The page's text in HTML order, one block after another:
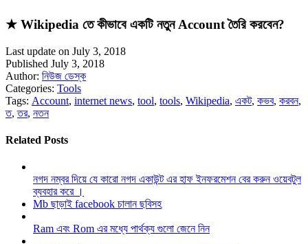
★ Wikipedia তে কীভাবে একটি নতুন Account তৈরি করবেন?
Last update on July 3, 2018
Published July 3, 2018
Author: নিউজ ডেস্ক
Categories: Tools
Tags: Account, internet news, tool, tools, Wikipedia, একট, কভব, করবন,
ত,তর, নতন
Related Posts
নগদ নম্বর দিয়ে যে কারো নগদ একাউন্ট এর হাফ ইনফরমেশন বের করুন ওয়েবটুল
ব্যবহার করে ।
Mb ছাড়াই facebook চালান ছবিসহ
Ram এবং Rom এর মধ্যে পার্থক্য গুলো জেনে নিন